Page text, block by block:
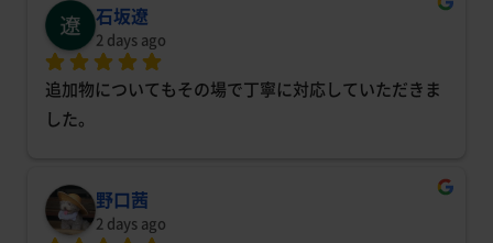
石坂遼
2 days ago
追加物についてもその場で丁寧に対応していただきま
した。
野口茜
2 days ago